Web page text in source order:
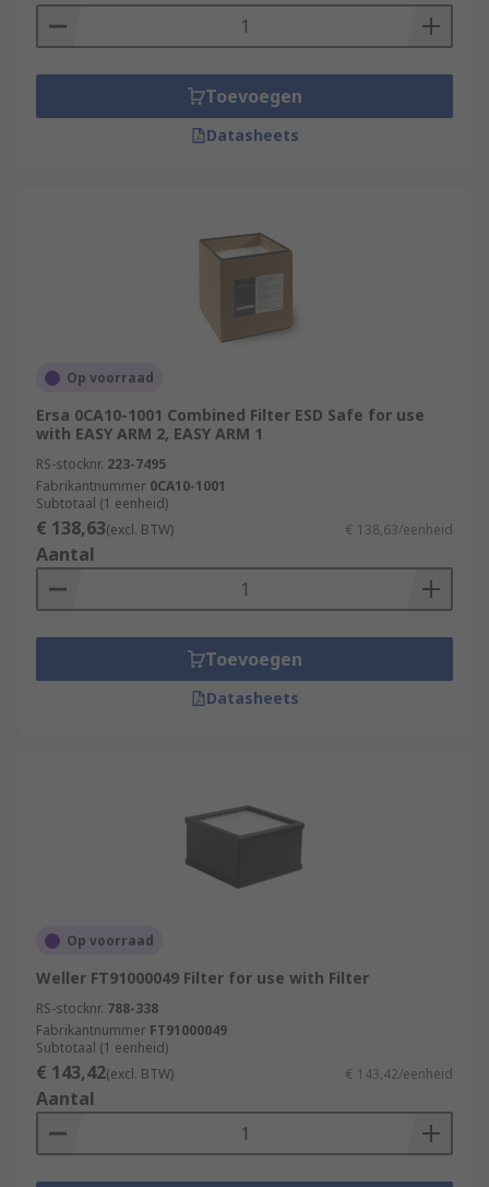
Toevoegen
Datasheets
Op voorraad
Ersa 0CA10-1001 Combined Filter ESD Safe for use
with EASY ARM 2, EASY ARM 1
RS-stocknr. 223-7495
Fabrikantnummer 0CA10-1001
Subtotaal (1 eenheid)
€ 138,63(excl. BTW) € 138,63/eenheid
Aantal
Toevoegen
Datasheets
Op voorraad
Weller FT91000049 Filter for use with Filter
RS-stocknr. 788-338
Fabrikantnummer FT91000049
Subtotaal (1 eenheid)
€ 143,42(excl. BTW) € 143,42/eenheid
Aantal